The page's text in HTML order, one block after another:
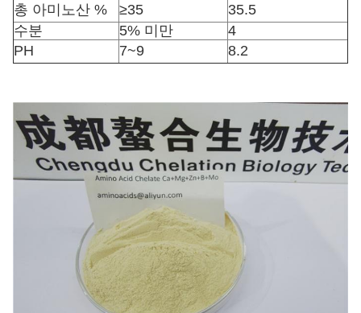
총 아미노산 %
≥35
35.5
수분
5% 미만
4
PH
7~9 8.2